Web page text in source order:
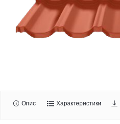
Опис Характеристики